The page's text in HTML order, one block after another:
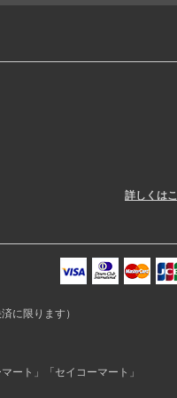
詳しくは
に限ります）
ート」「セイコーマート」